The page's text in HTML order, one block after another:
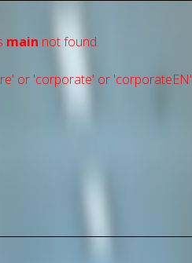
main not found.
or 'сorporate' or 'corporateEN'